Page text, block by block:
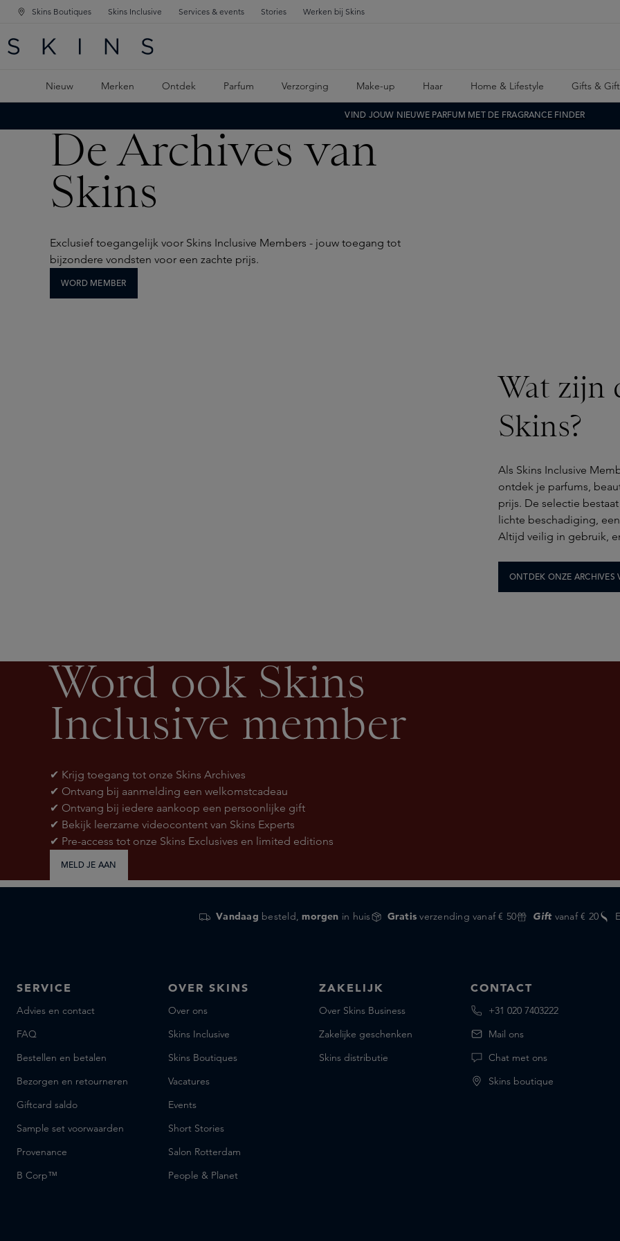
NAVIGATIE
DE HOOFDINHOUD
Skins Boutiques Skins Inclusive Services & events Stories Werken bij Skins
Nieuw Merken Ontdek Parfum Verzorging Make-up Haar Home & Lifestyle Gifts &
VIND JOUW NIEUWE PARFUM MET DE FRAGRANCE FINDER
De Archives van
Skins
Exclusief toegangelijk voor Skins Inclusive Members - jouw toegang tot
bijzondere vondsten voor een zachte prijs.
WORD MEMBER
Wat zijn
Skins?
Als Skins Inclusive
ontdek je parfums,
prijs. De selectie
lichte beschadiging,
Altijd veilig in gebruik,
ONTDEK ONZE ARCHIVES
Word ook Skins
Inclusive member
✔ Krijg toegang tot onze Skins Archives
✔ Ontvang bij aanmelding een welkomstcadeau
✔ Ontvang bij iedere aankoop een persoonlijke gift
✔ Bekijk leerzame videocontent van Skins Experts
✔ Pre-access tot onze Skins Exclusives en limited editions
MELD JE AAN
Vandaag besteld,morgen in huis Gratis verzending vanaf € 50 Giftvanaf € 20
SERVICE
Advies en contact
FAQ
Bestellen en betalen
Bezorgen en retourneren
Giftcard saldo
Sample set voorwaarden
Provenance
B Corp™
OVER SKINS
Over ons
Skins Inclusive
Skins Boutiques
Vacatures
Events
Short Stories
Salon Rotterdam
People & Planet
ZAKELIJK
Over Skins Business
Zakelijke geschenken
Skins distributie
CONTACT
+31 020 7403222
Mail ons
Chat met ons
Skins boutique